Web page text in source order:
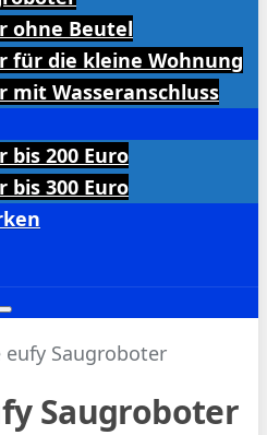
ohne Beutel
für die kleine Wohnung
mit Wasseranschluss
bis 200 Euro
bis 300 Euro
eufy Saugroboter
Saugroboter